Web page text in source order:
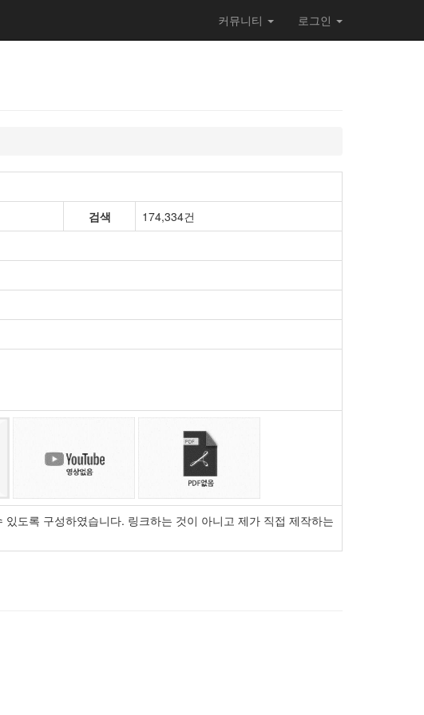
커뮤니티 로그인
검색
174,334건
도록 구성하였습니다. 링크하는 것이 아니고 제가 직접 제작하는